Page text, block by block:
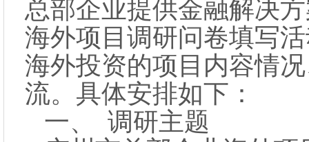
总部企业提供金融解决
海外项目调研问卷填写
海外投资的项目内容情
流。具体安排如下：
一、 调研主题